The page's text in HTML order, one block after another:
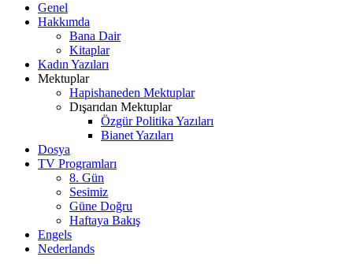
Genel
Hakkımda
Bana Dair
Kitaplar
Kadın Yazıları
Mektuplar
Hapishaneden Mektuplar
Dışarıdan Mektuplar
Özgür Politika Yazıları
Bianet Yazıları
Dosya
TV Programları
8. Gün
Sesimiz
Güne Doğru
Haftaya Bakış
Engels
Nederlands